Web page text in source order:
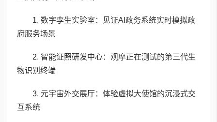
1. 数字孪生实验室：见证AI政务系统实时模拟政
府服务场景
2. 智能证照研发中心：观摩正在测试的第三代生
物识别终端
3. 元宇宙外交展厅：体验虚拟大使馆的沉浸式交
互系统